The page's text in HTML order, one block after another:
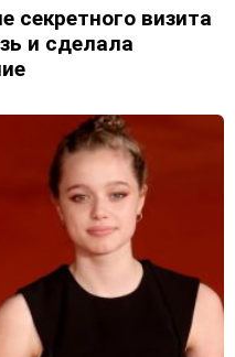
визита
и сделала